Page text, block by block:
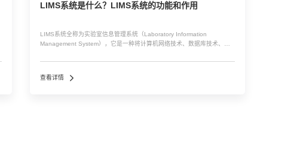
LIMS系统是什么？LIMS系统的功能和作用
LIMS系统全称为实验室信息管理系统（Laboratory Information
Management System），它是一种将计算机网络技术、数据库技术、通
统的主要功能包括： ...…
查看详情